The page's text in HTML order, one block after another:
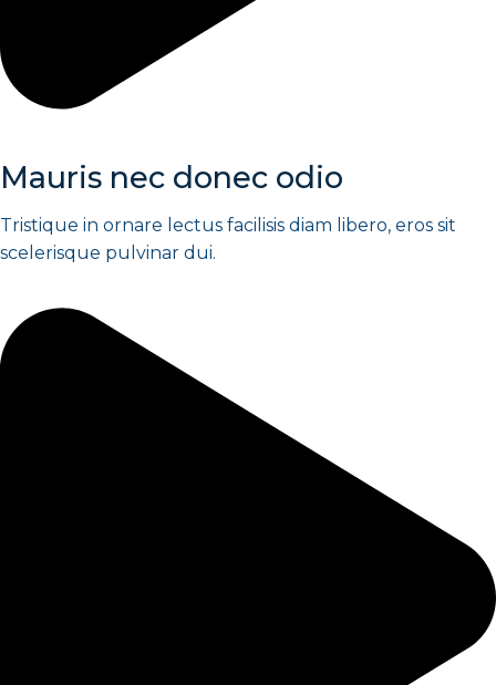
Mauris nec donec odio
Tristique in ornare lectus facilisis diam libero, eros sit
scelerisque pulvinar dui.